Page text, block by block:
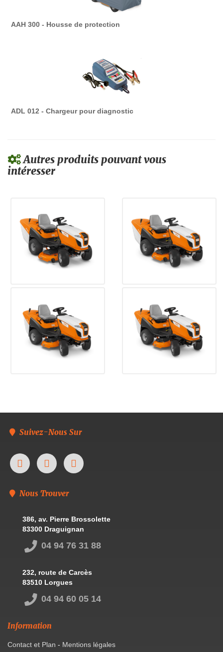
AAH 300 - Housse de protection
ADL 012 - Chargeur pour diagnostic
Autres produits pouvant vous
intéresser
Suivez-Nous Sur
Nous Trouver
386, av. Pierre Brossolette
83300 Draguignan
04 94 76 31 88
232, route de Carcès
83510 Lorgues
04 94 60 05 14
Information
Contact et Plan - Mentions légales